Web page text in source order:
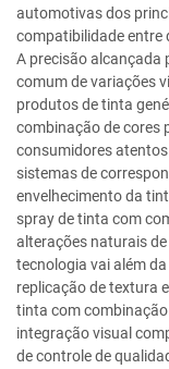
automotivas dos
compatibilidade entre
A precisão alcançada
comum de variações
produtos de tinta
combinação de cores
consumidores
sistemas de
envelhecimento da
spray de tinta com
alterações naturais
tecnologia vai além
replicação de textura
tinta com
integração visual
de controle de